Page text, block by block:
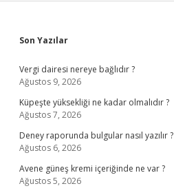
Sidebar
Son Yazılar
Vergi dairesi nereye bağlıdır ?
Ağustos 9, 2026
Küpeşte yüksekliği ne kadar olmalıdır ?
Ağustos 7, 2026
Deney raporunda bulgular nasıl yazılır ?
Ağustos 6, 2026
Avene güneş kremi içeriğinde ne var ?
Ağustos 5, 2026